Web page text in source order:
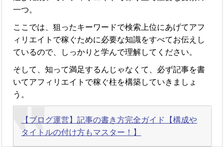
一つ。
ここでは、狙ったキーワードで検索上位にあげてアフ
ィリエイトで稼ぐために必要な知識をすべてお伝えし
ているので、しっかりと学んで理解してください。
そして、知って満足するんじゃなくて、必ず記事を書
いてアフィリエイトで稼ぐ柱を構築していきましょ
う。
【ブログ運営】記事の書き方完全ガイド【構成や
タイトルの付け方もマスター！】